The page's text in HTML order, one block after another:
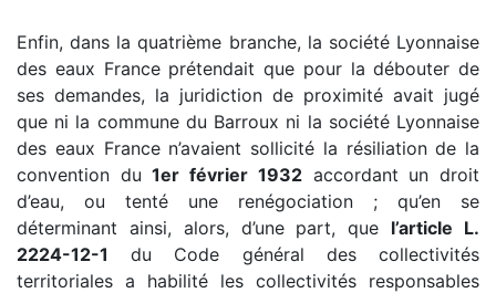
Enfin, dans la quatrième branche, la société Lyonnaise
des eaux France prétendait que pour la débouter de
ses demandes, la juridiction de proximité avait jugé
que ni la commune du Barroux ni la société Lyonnaise
des eaux France n’avaient sollicité la résiliation de la
convention du1er février 1932accordant un droit
d’eau, ou tenté une renégociation ; qu’en se
déterminant ainsi, alors, d’une part, que l’article L.
2224-12-1 du Code général des collectivités
territoriales a habilité les collectivités responsables